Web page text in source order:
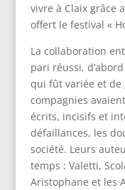
vivre à Claix grâce
offert le festival «
La collaboration
pari réussi,
qui fût variée et de
compagnies
écrits, incisifs et
défaillances, les
société. Leurs
temps : Valetti,
Aristophane et les